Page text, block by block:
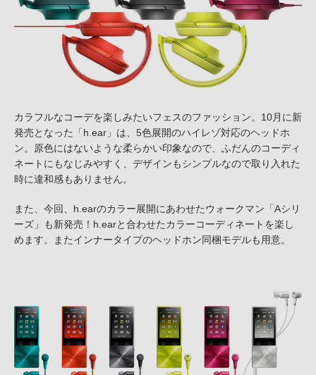
カラフルなコーデを楽しみたいフェスのファッション。10月に新
発売となった「h.ear」は、5色展開のハイレゾ対応のヘッドホ
ン。原色にはないような柔らかい印象なので、ふだんのコーディ
ネートにもなじみやすく、デザインもシンプルなので取り入れた
時に違和感もありません。
また、今回、h.earのカラー展開にあわせたウォークマン「Aシリ
ーズ」も新発売！h.earと合わせたカラーコーディネートを楽し
めます。またインナータイプのヘッドホン同梱モデルも用意。